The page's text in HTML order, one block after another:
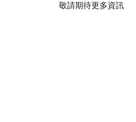
敬請期待更多資訊